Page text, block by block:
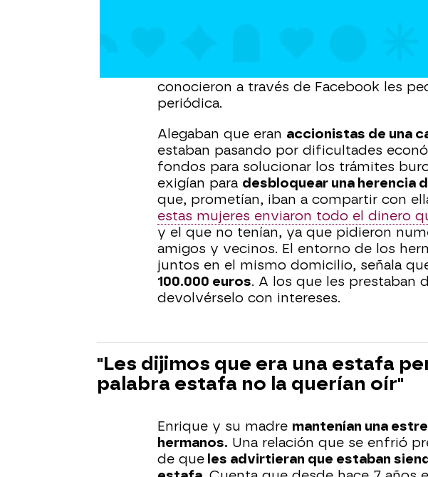
conocieron a través de Facebook les
periódica.
Alegaban que eran accionistas de una
estaban pasando por dificultades
fondos para solucionar los trámites
exigían para desbloquear una herencia
que, prometían, iban a compartir con
estas mujeres enviaron todo el dinero
y el que no tenían, ya que pidieron
amigos y vecinos. El entorno de los
juntos en el mismo domicilio, señala
100.000 euros. A los que les prestaban
devolvérselo con intereses.
"Les dijimos que era una estafa
palabra estafa no la querían oír"
Enrique y su madre mantenían una
hermanos. Una relación que se enfrió
de que les advirtieran que estaban